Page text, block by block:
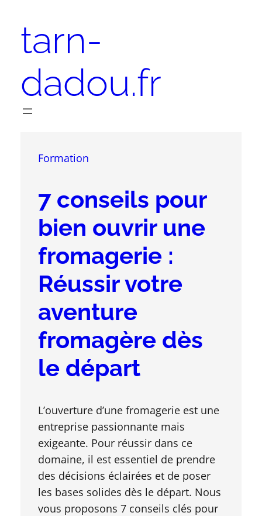
contenu
tarn-
dadou.fr
Formation
7 conseils pour
bien ouvrir une
fromagerie :
Réussir votre
aventure
fromagère dès
le départ
L’ouverture d’une fromagerie est une
entreprise passionnante mais
exigeante. Pour réussir dans ce
domaine, il est essentiel de prendre
des décisions éclairées et de poser
les bases solides dès le départ. Nous
vous proposons 7 conseils clés pour